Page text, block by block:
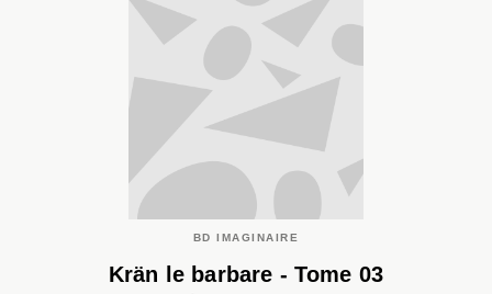
BD IMAGINAIRE
Krän le barbare - Tome 03